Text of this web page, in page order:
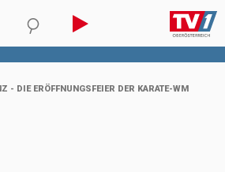
- DIE ERÖFFNUNGSFEIER DER KARATE-WM